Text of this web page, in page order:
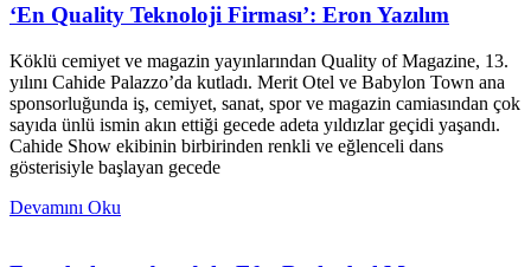
‘En Quality Teknoloji Firması’: Eron Yazılım
Köklü cemiyet ve magazin yayınlarından Quality of Magazine, 13.
yılını Cahide Palazzo’da kutladı. Merit Otel ve Babylon Town ana
sponsorluğunda iş, cemiyet, sanat, spor ve magazin camiasından çok
sayıda ünlü ismin akın ettiği gecede adeta yıldızlar geçidi yaşandı.
Cahide Show ekibinin birbirinden renkli ve eğlenceli dans
gösterisiyle başlayan gecede
Devamını Oku